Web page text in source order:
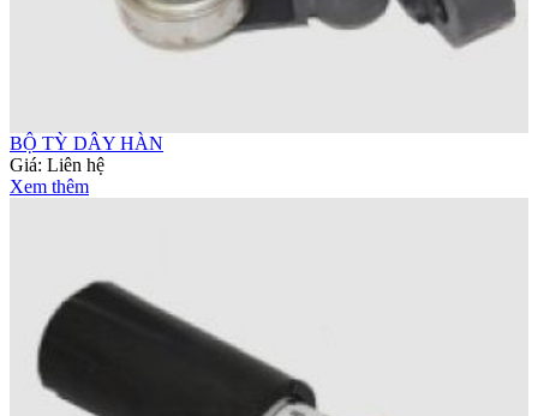
BỘ TỲ DÂY HÀN
Giá: Liên hệ
Xem thêm